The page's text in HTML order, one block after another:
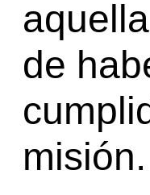
de
misión.